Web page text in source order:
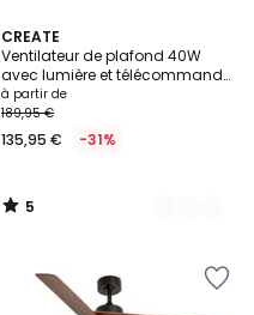
CREATE
Ventilateur de plafond 40W
avec lumière et télécommande
WIND STYLANCE NATURAL WOOD
à partir de
189,95 €
135,95 € -31%
5
/
5
4
Couleurs
5
/